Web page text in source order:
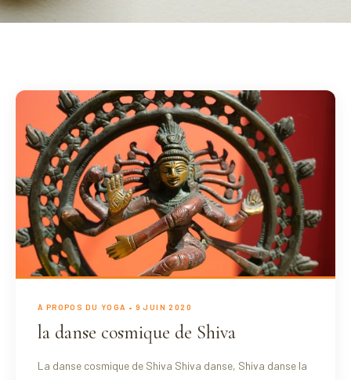
À PROPOS DU YOGA • 9 JUIN 2020
la danse cosmique de Shiva
La danse cosmique de Shiva Shiva danse, Shiva danse la